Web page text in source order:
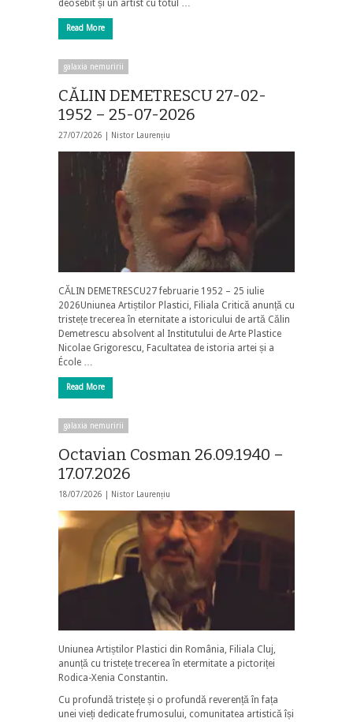
deosebit și un artist cu totul …
Read More
galaxia nemuririi
CĂLIN DEMETRESCU 27-02-
1952 – 25-07-2026
27/07/2026 | Nistor Laurențiu
CĂLIN DEMETRESCU27 februarie 1952 – 25 iulie
2026Uniunea Artiștilor Plastici, Filiala Critică anunță cu
tristețe trecerea în eternitate a istoricului de artă Călin
Demetrescu absolvent al Institutului de Arte Plastice
Nicolae Grigorescu, Facultatea de istoria artei și a
École …
Read More
galaxia nemuririi
Octavian Cosman 26.09.1940 –
17.07.2026
18/07/2026 | Nistor Laurențiu
Uniunea Artiștilor Plastici din România, Filiala Cluj,
anunță cu tristețe trecerea în etermitate a pictoriței
Rodica-Xenia Constantin.
Cu profundă tristețe și o profundă reverență în fața
unei vieți dedicate frumosului, comunitatea artistică își